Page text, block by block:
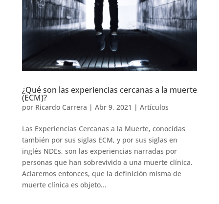
¿Qué son las experiencias cercanas a la muerte
(ECM)?
por Ricardo Carrera | Abr 9, 2021 | Artículos
Las Experiencias Cercanas a la Muerte, conocidas
también por sus siglas ECM, y por sus siglas en
inglés NDEs, son las experiencias narradas por
personas que han sobrevivido a una muerte clínica.
Aclaremos entonces, que la definición misma de
muerte clínica es objeto...